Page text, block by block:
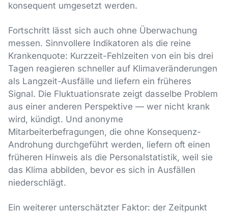
konsequent umgesetzt werden.
Fortschritt lässt sich auch ohne Überwachung
messen. Sinnvollere Indikatoren als die reine
Krankenquote: Kurzzeit-Fehlzeiten von ein bis drei
Tagen reagieren schneller auf Klimaveränderungen
als Langzeit-Ausfälle und liefern ein früheres
Signal. Die Fluktuationsrate zeigt dasselbe Problem
aus einer anderen Perspektive — wer nicht krank
wird, kündigt. Und anonyme
Mitarbeiterbefragungen, die ohne Konsequenz-
Androhung durchgeführt werden, liefern oft einen
früheren Hinweis als die Personalstatistik, weil sie
das Klima abbilden, bevor es sich in Ausfällen
niederschlägt.
Ein weiterer unterschätzter Faktor: der Zeitpunkt